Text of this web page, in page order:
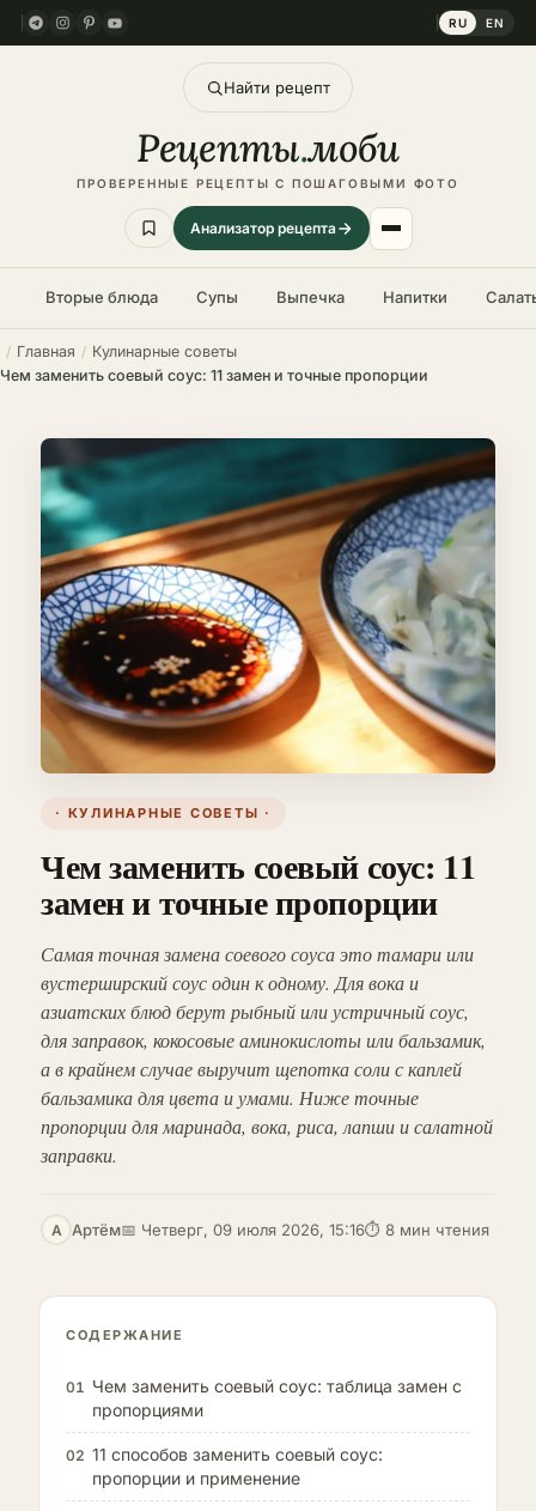
RU EN
Найти рецепт
Рецепты.моби
ПРОВЕРЕННЫЕ РЕЦЕПТЫ С ПОШАГОВЫМИ ФОТО
Анализатор рецепта
Вторые блюда Супы Выпечка Напитки
Главная
Кулинарные советы
Чем заменить соевый соус: 11 замен и точные пропорции
· КУЛИНАРНЫЕ СОВЕТЫ ·
Чем заменить соевый соус: 11
замен и точные пропорции
Самая точная замена соевого соуса это тамари или
вустерширский соус один к одному. Для вока и
азиатских блюд берут рыбный или устричный соус,
для заправок, кокосовые аминокислоты или бальзамик,
а в крайнем случае выручит щепотка соли с каплей
бальзамика для цвета и умами. Ниже точные
пропорции для маринада, вока, риса, лапши и салатной
заправки.
А Артём📅 Четверг, 09 июля 2026, 15:16⏱ 8 мин чтения
СОДЕРЖАНИЕ
01 Чем заменить соевый соус: таблица замен с
пропорциями
02 11 способов заменить соевый соус:
пропорции и применение